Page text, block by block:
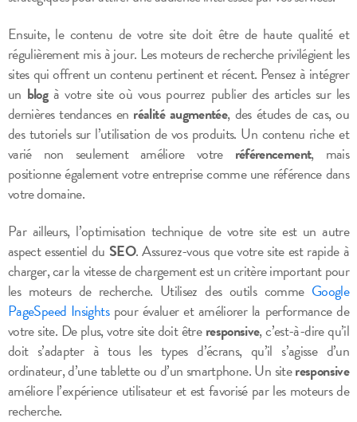
Ensuite, le contenu de votre site doit être de haute qualité et
régulièrement mis à jour. Les moteurs de recherche privilégient les
sites qui offrent un contenu pertinent et récent. Pensez à intégrer
un blogà votre site où vous pourrez publier des articles sur les
dernières tendances en réalité augmentée, des études de cas, ou
des tutoriels sur l’utilisation de vos produits. Un contenu riche et
varié non seulement améliore votre référencement, mais
positionne également votre entreprise comme une référence dans
votre domaine.
Par ailleurs, l’optimisation technique de votre site est un autre
aspect essentiel du SEO. Assurez-vous que votre site est rapide à
charger, car la vitesse de chargement est un critère important pour
les moteurs de recherche. Utilisez des outils comme Google
PageSpeed Insightspour évaluer et améliorer la performance de
votre site. De plus, votre site doit êtreresponsive, c’est-à-dire qu’il
doit s’adapter à tous les types d’écrans, qu’il s’agisse d’un
ordinateur, d’une tablette ou d’un smartphone. Un siteresponsive
améliore l’expérience utilisateur et est favorisé par les moteurs de
recherche.